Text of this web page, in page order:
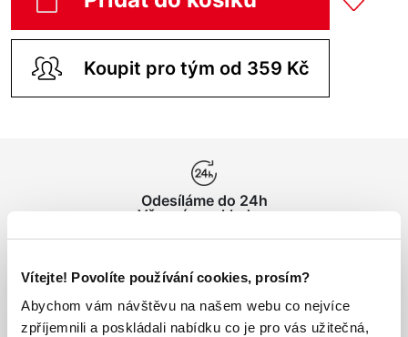
Vítejte! Povolíte používání cookies, prosím?
Abychom vám návštěvu na našem webu co nejvíce
zpříjemnili a poskládali nabídku co je pro vás užitečná,
Koupit pro tým od 359 Kč
Odesíláme do 24h
Vše máme skladem
Doprava nad 1000 Kč
ZDARMA